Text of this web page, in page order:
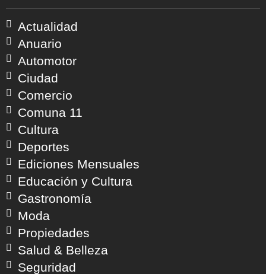
Actualidad
Anuario
Automotor
Ciudad
Comercio
Comuna 11
Cultura
Deportes
Ediciones Mensuales
Educación y Cultura
Gastronomía
Moda
Propiedades
Salud & Belleza
Seguridad